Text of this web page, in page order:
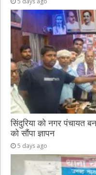
सिंदुरिया को नगर पंचायत
को सौंपा ज्ञापन
5 days ago